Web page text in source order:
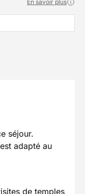
En savoir plus
séjour.
adapté au
de temples